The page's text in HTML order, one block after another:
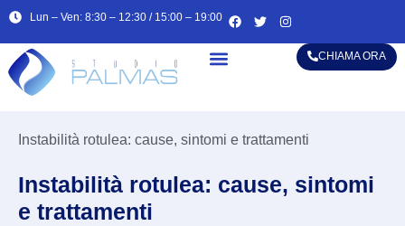
Lun – Ven: 8:30 – 12:30 / 15:00 – 19:00
CHIAMA ORA
Instabilità rotulea: cause, sintomi e trattamenti
Instabilità rotulea: cause, sintomi
e trattamenti